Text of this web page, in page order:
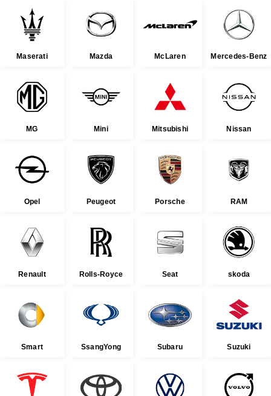
Maserati Mazda McLaren Mercedes-Benz
MG Mini Mitsubishi Nissan
Opel Peugeot Porsche RAM
Renault Rolls-Royce Seat skoda
Smart SsangYong Subaru Suzuki